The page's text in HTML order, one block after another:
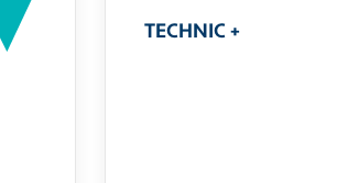
TECHNIC +